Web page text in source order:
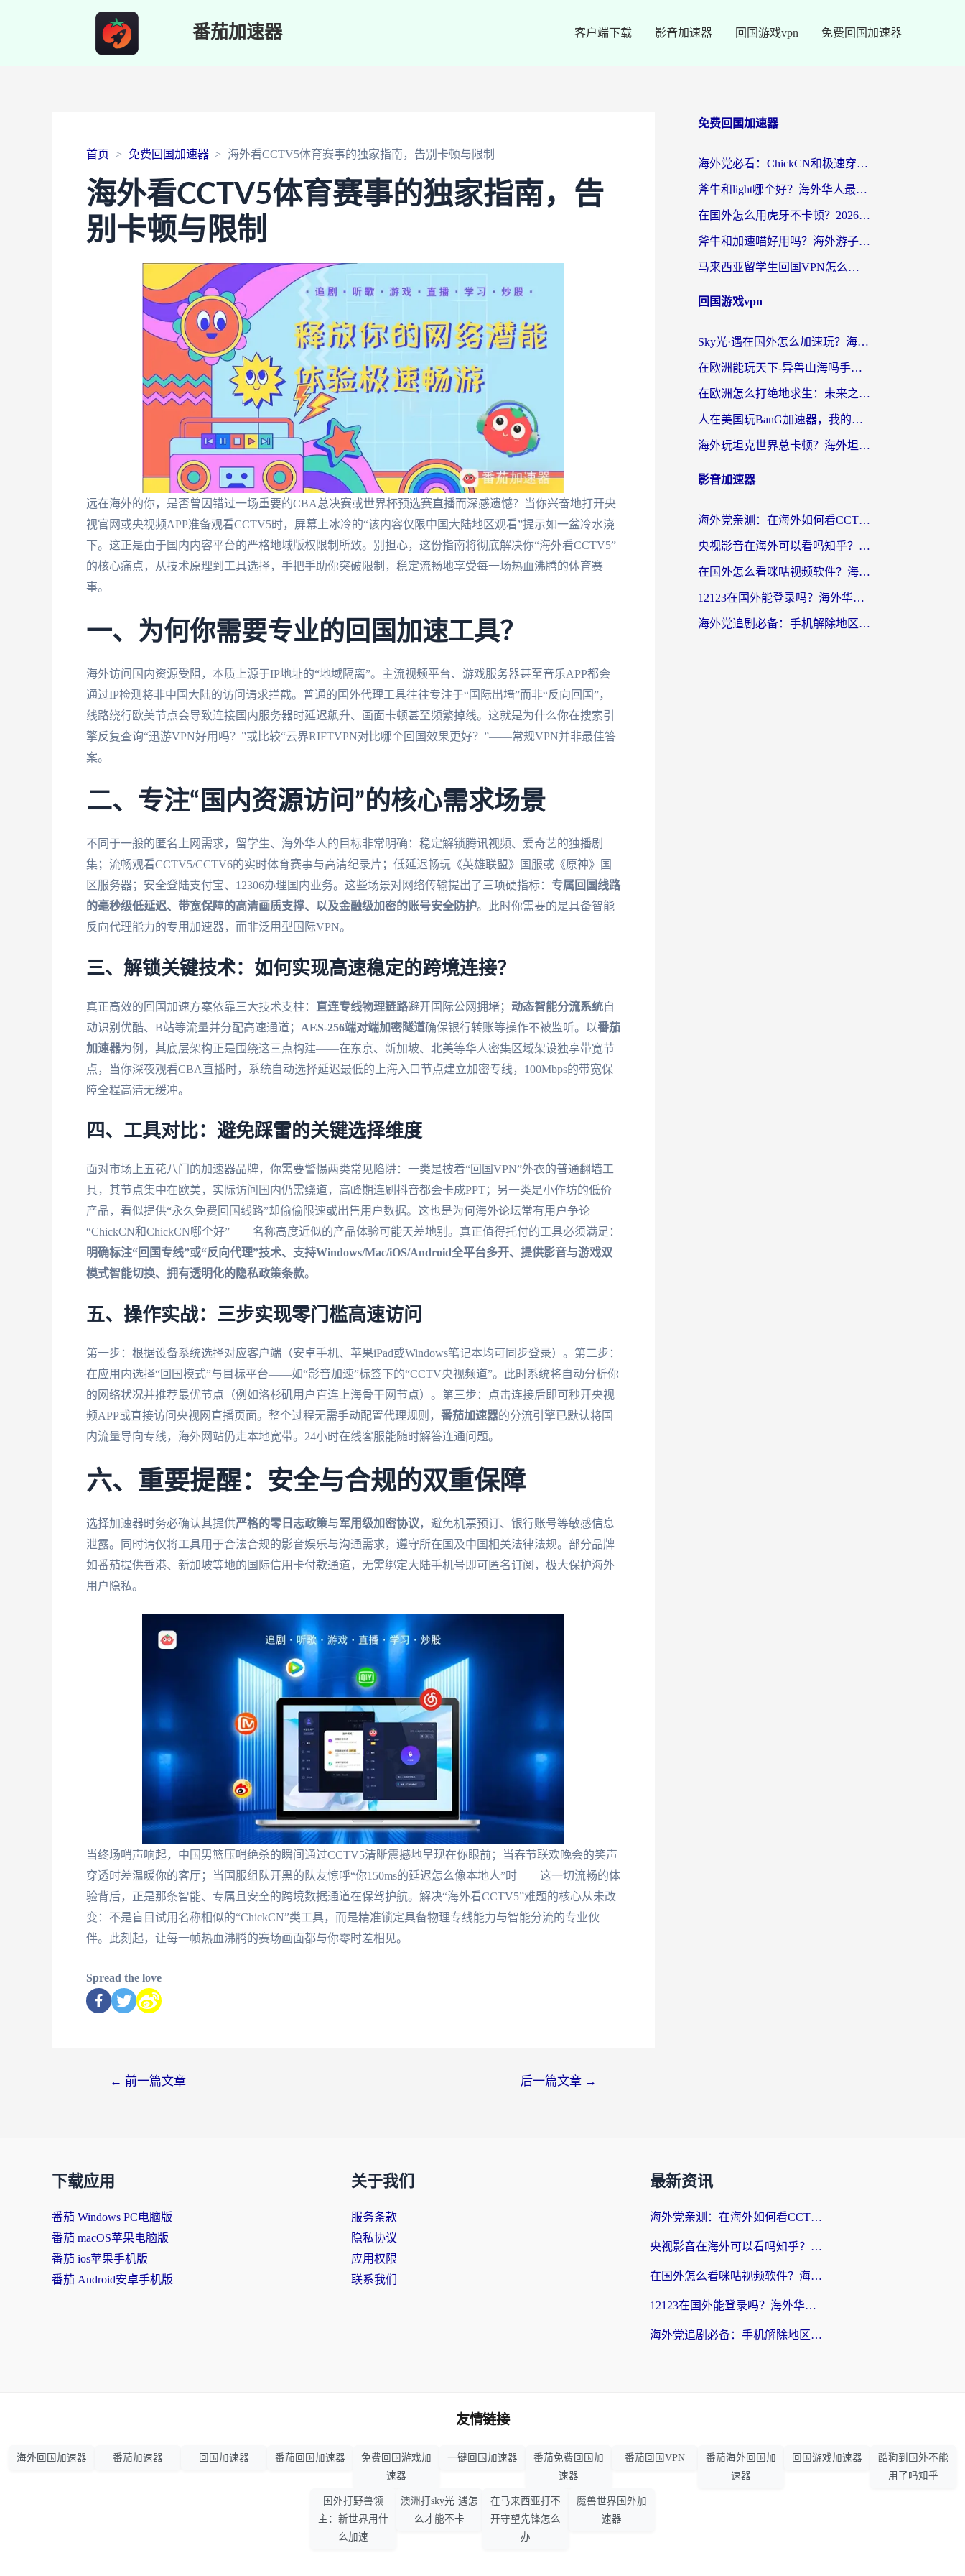
番茄加速器 客户端下载 影音加速器 回国游戏vpn 免费回国加速器
首页 免费回国加速器 海外看CCTV5体育赛事的独家指南，告别卡顿与限制
海外看CCTV5体育赛事的独家指南，告
别卡顿与限制
远在海外的你，是否曾因错过一场重要的CBA总决赛或世界杯预选赛直播而深感遗憾？当你兴奋地打开央
视官网或央视频APP准备观看CCTV5时，屏幕上冰冷的“该内容仅限中国大陆地区观看”提示如一盆冷水浇
下。这正是由于国内内容平台的严格地域版权限制所致。别担心，这份指南将彻底解决你“海外看CCTV5”
的核心痛点，从技术原理到工具选择，手把手助你突破限制，稳定流畅地享受每一场热血沸腾的体育赛
事。
一、为何你需要专业的回国加速工具？
海外访问国内资源受阻，本质上源于IP地址的“地域隔离”。主流视频平台、游戏服务器甚至音乐APP都会
通过IP检测将非中国大陆的访问请求拦截。普通的国外代理工具往往专注于“国际出墙”而非“反向回国”，
线路绕行欧美节点会导致连接国内服务器时延迟飙升、画面卡顿甚至频繁掉线。这就是为什么你在搜索引
擎反复查询“迅游VPN好用吗？”或比较“云界RIFTVPN对比哪个回国效果更好？”——常规VPN并非最佳答
案。
二、专注“国内资源访问”的核心需求场景
不同于一般的匿名上网需求，留学生、海外华人的目标非常明确：稳定解锁腾讯视频、爱奇艺的独播剧
集；流畅观看CCTV5/CCTV6的实时体育赛事与高清纪录片；低延迟畅玩《英雄联盟》国服或《原神》国
区服务器；安全登陆支付宝、12306办理国内业务。这些场景对网络传输提出了三项硬指标： 专属回国线路
的毫秒级低延迟、带宽保障的高清画质支撑、以及金融级加密的账号安全防护。此时你需要的是具备智能
反向代理能力的专用加速器，而非泛用型国际VPN。
三、解锁关键技术：如何实现高速稳定的跨境连接？
真正高效的回国加速方案依靠三大技术支柱： 直连专线物理链路避开国际公网拥堵； 动态智能分流系统自
动识别优酷、B站等流量并分配高速通道； AES-256端对端加密隧道确保银行转账等操作不被监听。以番茄
加速器为例，其底层架构正是围绕这三点构建——在东京、新加坡、北美等华人密集区域架设独享带宽节
点，当你深夜观看CBA直播时，系统自动选择延迟最低的上海入口节点建立加密专线，100Mbps的带宽保
障全程高清无缓冲。
四、工具对比：避免踩雷的关键选择维度
面对市场上五花八门的加速器品牌，你需要警惕两类常见陷阱：一类是披着“回国VPN”外衣的普通翻墙工
具，其节点集中在欧美，实际访问国内仍需绕道，高峰期连刷抖音都会卡成PPT；另一类是小作坊的低价
产品，看似提供“永久免费回国线路”却偷偷限速或出售用户数据。这也是为何海外论坛常有用户争论
“ChickCN和ChickCN哪个好”——名称高度近似的产品体验可能天差地别。真正值得托付的工具必须满足：
明确标注“回国专线”或“反向代理”技术、支持Windows/Mac/iOS/Android全平台多开、提供影音与游戏双
模式智能切换、拥有透明化的隐私政策条款。
五、操作实战：三步实现零门槛高速访问
第一步：根据设备系统选择对应客户端（安卓手机、苹果iPad或Windows笔记本均可同步登录）。第二步：
在应用内选择“回国模式”与目标平台——如“影音加速”标签下的“CCTV央视频道”。此时系统将自动分析你
的网络状况并推荐最优节点（例如洛杉矶用户直连上海骨干网节点）。第三步：点击连接后即可秒开央视
频APP或直接访问央视网直播页面。整个过程无需手动配置代理规则， 番茄加速器的分流引擎已默认将国
内流量导向专线，海外网站仍走本地宽带。24小时在线客服能随时解答连通问题。
六、重要提醒：安全与合规的双重保障
选择加速器时务必确认其提供严格的零日志政策与军用级加密协议 ，避免机票预订、银行账号等敏感信息
泄露。同时请仅将工具用于合法合规的影音娱乐与沟通需求，遵守所在国及中国相关法律法规。部分品牌
如番茄提供香港、新加坡等地的国际信用卡付款通道，无需绑定大陆手机号即可匿名订阅，极大保护海外
用户隐私。
当终场哨声响起，中国男篮压哨绝杀的瞬间通过CCTV5清晰震撼地呈现在你眼前；当春节联欢晚会的笑声
穿透时差温暖你的客厅；当国服组队开黑的队友惊呼“你150ms的延迟怎么像本地人”时——这一切流畅的体
验背后，正是那条智能、专属且安全的跨境数据通道在保驾护航。解决“海外看CCTV5”难题的核心从未改
变：不是盲目试用名称相似的“ChickCN”类工具，而是精准锁定具备物理专线能力与智能分流的专业伙
伴。此刻起，让每一帧热血沸腾的赛场画面都与你零时差相见。
Spread the love
← 前一篇文章 后一篇文章 →
免费回国加速器
海外党必看：ChickCN和极速穿梭VPN好用吗？3招教你选对回国加速器无缝刷国内资源
斧牛和light哪个好？海外华人最关心的回国加速器选择难题，一篇讲透
在国外怎么用虎牙不卡顿？2026海外华人亲测有效的回国加速器选择指南
斧牛和加速喵好用吗？海外游子的真实选择困境
马来西亚留学生回国VPN怎么选？3个避坑点+1款实测好用的加速器推荐
回国游戏vpn
Sky光·遇在国外怎么加速玩？海外党亲测有效的国服游戏加速指南
在欧洲能玩天下-异兽山海吗手游？海外玩家的加速器生存指南
在欧洲怎么打绝地求生：未来之役不卡？留学生亲测的加速器避坑指南
人在美国玩BanG加速器，我的延迟终于绿了
海外玩坦克世界总卡顿？海外坦克世界加速器有哪些？实测好用的选择在这里
影音加速器
海外党亲测：在海外如何看CCTV？告别“仅限大陆播放”的实用指南
央视影音在海外可以看吗知乎？留学生亲测：3步解决地域限制+追剧自由
在国外怎么看咪咕视频软件？海外党亲测有效的回国加速方案
12123在国外能登录吗？海外华人必看的回国加速实用指南
海外党追剧必备：手机解除地区限制app怎么选？解决央视视频&国内剧地区限制全指南
下载应用
番茄 Windows PC电脑版
番茄 macOS苹果电脑版
番茄 ios苹果手机版
番茄 Android安卓手机版
关于我们
服务条款
隐私协议
应用权限
联系我们
最新资讯
海外党亲测：在海外如何看CCTV？告别“仅限大陆播放”的实用指南
央视影音在海外可以看吗知乎？留学生亲测：3步解决地域限制+追剧自由
在国外怎么看咪咕视频软件？海外党亲测有效的回国加速方案
12123在国外能登录吗？海外华人必看的回国加速实用指南
海外党追剧必备：手机解除地区限制app怎么选？解决央视视频&国内剧地区限制全指南
友情链接
海外回国加速器 番茄加速器 回国加速器 番茄回国加速器
免费回国游戏加
速器
一键回国加速器
番茄免费回国加
速器
番茄回国VPN
番茄海外回国加
速器
回国游戏加速器
酷狗到国外不能
用了吗知乎
国外打野兽领
主：新世界用什
么加速
澳洲打sky光·遇怎
么才能不卡
在马来西亚打不
开守望先锋怎么
办
魔兽世界国外加
速器